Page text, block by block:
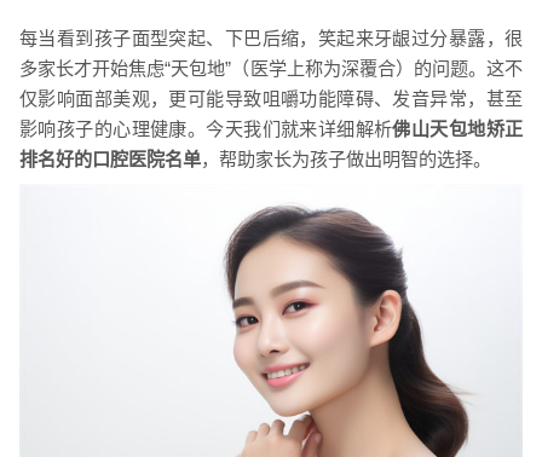
每当看到孩子面型突起、下巴后缩，笑起来牙龈过分暴露，很
多家长才开始焦虑“天包地”（医学上称为深覆合）的问题。这不
仅影响面部美观，更可能导致咀嚼功能障碍、发音异常，甚至
影响孩子的心理健康。今天我们就来详细解析佛山天包地矫正
排名好的口腔医院名单，帮助家长为孩子做出明智的选择。